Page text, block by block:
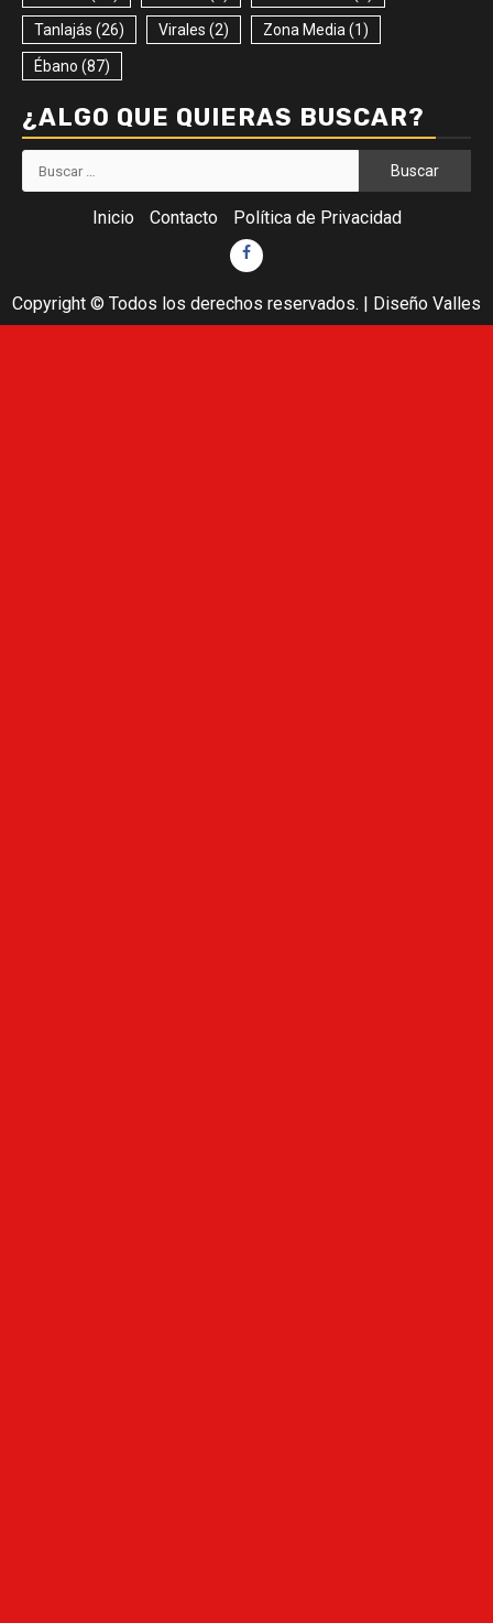
Tanlajás (26) Virales (2) Zona Media (1)
Ébano (87)
¿ALGO QUE QUIERAS BUSCAR?
Buscar:
Inicio Contacto Política de Privacidad
Facebook
Copyright © Todos los derechos reservados. | Diseño Valles